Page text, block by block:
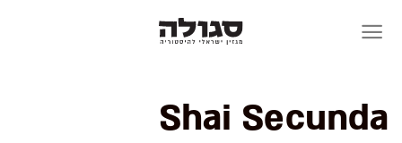
Shai Secunda